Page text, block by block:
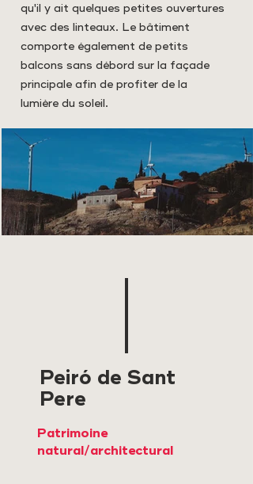
qu'il y ait quelques petites ouvertures
avec des linteaux. Le bâtiment
comporte également de petits
balcons sans débord sur la façade
principale afin de profiter de la
lumière du soleil.
Peiró de Sant
Pere
Patrimoine
natural/architectural